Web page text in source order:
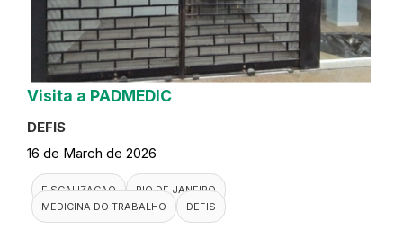
Visita a PADMEDIC
DEFIS
16 de March de 2026
FISCALIZACAO
RIO DE JANEIRO
MEDICINA DO TRABALHO
DEFIS